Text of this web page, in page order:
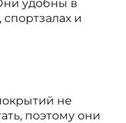
удобны в
и
не
поэтому они